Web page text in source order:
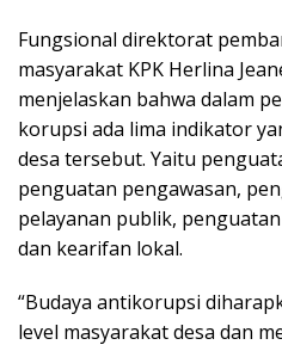
Fungsional direktorat
masyarakat KPK Herlina
menjelaskan bahwa dalam
korupsi ada lima indikator
desa tersebut. Yaitu
penguatan pengawasan,
pelayanan publik,
dan kearifan lokal.
“Budaya antikorupsi
level masyarakat desa dan